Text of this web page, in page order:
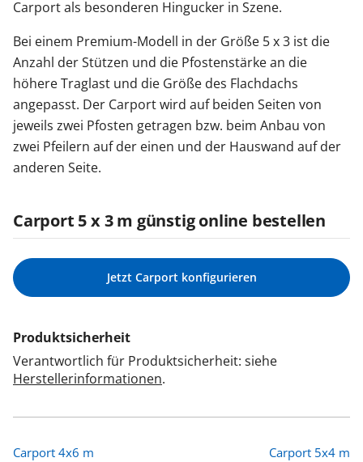
Carport als besonderen Hingucker in Szene.
Bei einem Premium-Modell in der Größe 5 x 3 ist die
Anzahl der Stützen und die Pfostenstärke an die
höhere Traglast und die Größe des Flachdachs
angepasst. Der Carport wird auf beiden Seiten von
jeweils zwei Pfosten getragen bzw. beim Anbau von
zwei Pfeilern auf der einen und der Hauswand auf der
anderen Seite.
Carport 5 x 3 m günstig online bestellen
Jetzt Carport konfigurieren
Produktsicherheit
Verantwortlich für Produktsicherheit: siehe
Herstellerinformationen.
Carport 4x6 m Carport 5x4 m